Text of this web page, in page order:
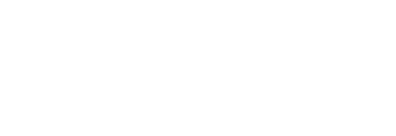
TMB25 este alegerea perfectă pentru un moment special din
norocul și protecția pentru micuțul tău! Comandă acum!